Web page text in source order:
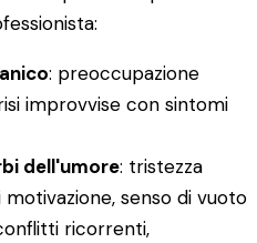
: preoccupazione
improvvise con sintomi
dell'umore: tristezza
senso di vuoto
ricorrenti,